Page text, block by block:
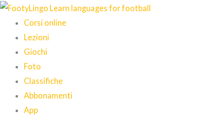
Vai
contenuto
Corsi online
Lezioni
Giochi
Foto
Classifiche
Abbonamenti
App